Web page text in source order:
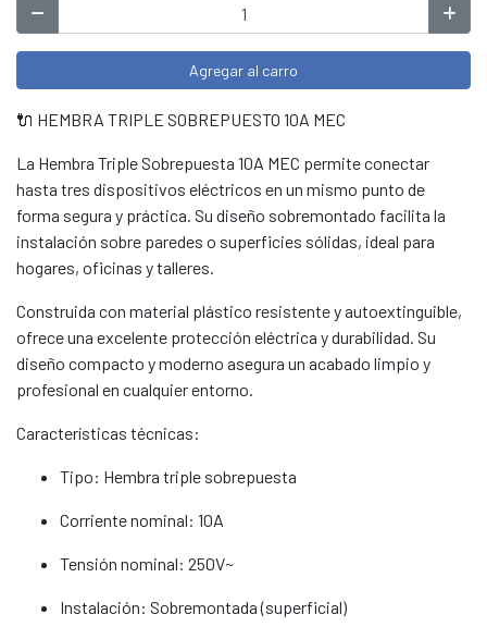
Agregar al carro
🔌 HEMBRA TRIPLE SOBREPUESTO 10A MEC
La Hembra Triple Sobrepuesta 10A MEC permite conectar
hasta tres dispositivos eléctricos en un mismo punto de
forma segura y práctica. Su diseño sobremontado facilita la
instalación sobre paredes o superficies sólidas, ideal para
hogares, oficinas y talleres.
Construida con material plástico resistente y autoextinguible,
ofrece una excelente protección eléctrica y durabilidad. Su
diseño compacto y moderno asegura un acabado limpio y
profesional en cualquier entorno.
Características técnicas:
Tipo: Hembra triple sobrepuesta
Corriente nominal: 10A
Tensión nominal: 250V~
Instalación: Sobremontada (superficial)